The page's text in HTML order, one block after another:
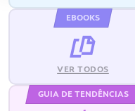
EBOOKS
VER TODOS
GUIA DE TENDÊNCIAS